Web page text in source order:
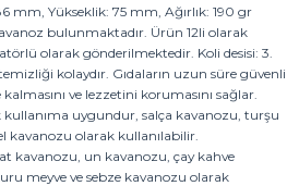
mm, Yükseklik: 75 mm, Ağırlık: 190 gr
bulunmaktadır. Ürün 12li olarak
olarak gönderilmektedir. Koli desisi: 3.
kolaydır. Gıdaların uzun süre güvenli
ve lezzetini korumasını sağlar.
kullanıma uygundur, salça kavanozu, turşu
kavanozu olarak kullanılabilir.
kavanozu, un kavanozu, çay kahve
meyve ve sebze kavanozu olarak